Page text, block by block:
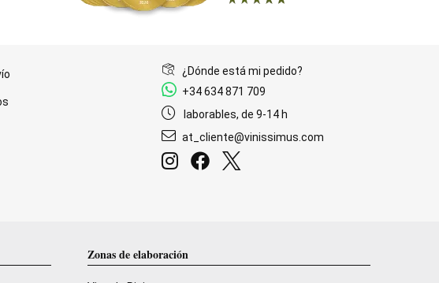
¿Dónde está mi pedido?
+34 634 871 709
laborables, de 9-14 h
at_cliente@vinissimus.com
Zonas de elaboración